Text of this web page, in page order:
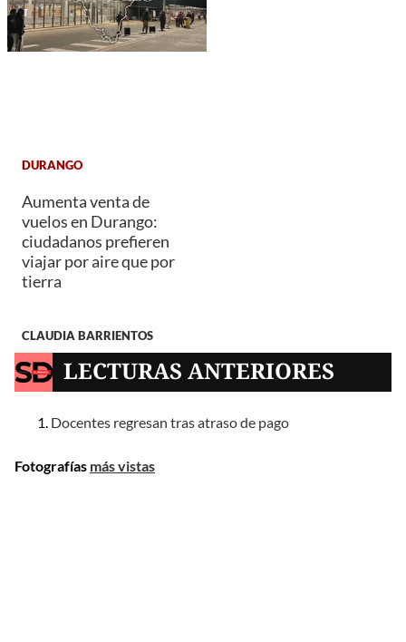
DURANGO
Aumenta venta de
vuelos en Durango:
ciudadanos prefieren
viajar por aire que por
tierra
CLAUDIA BARRIENTOS
LECTURAS ANTERIORES
Docentes regresan tras atraso de pago
Fotografías más vistas